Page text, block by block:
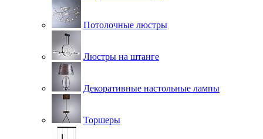
Потолочные люстры
Люстры на штанге
Декоративные настольные лампы
Торшеры